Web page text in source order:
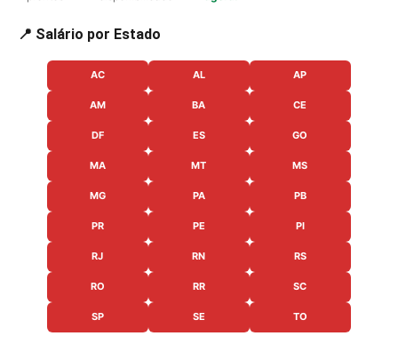
📍 Salário por Estado
AC AL AP
AM BA CE
DF ES GO
MA MT MS
MG PA PB
PR PE PI
RJ RN RS
RO RR SC
SP SE TO